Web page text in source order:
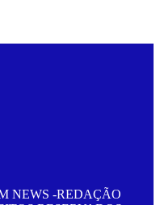
NEWS -REDAÇÃO